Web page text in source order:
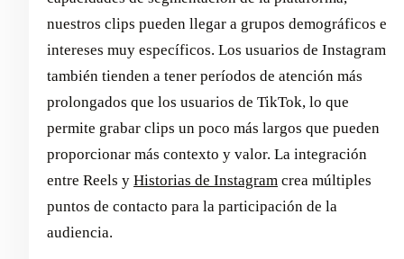
nuestros clips pueden llegar a grupos demográficos e
intereses muy específicos. Los usuarios de Instagram
también tienden a tener períodos de atención más
prolongados que los usuarios de TikTok, lo que
permite grabar clips un poco más largos que pueden
proporcionar más contexto y valor. La integración
entre Reels y Historias de Instagram crea múltiples
puntos de contacto para la participación de la
audiencia.